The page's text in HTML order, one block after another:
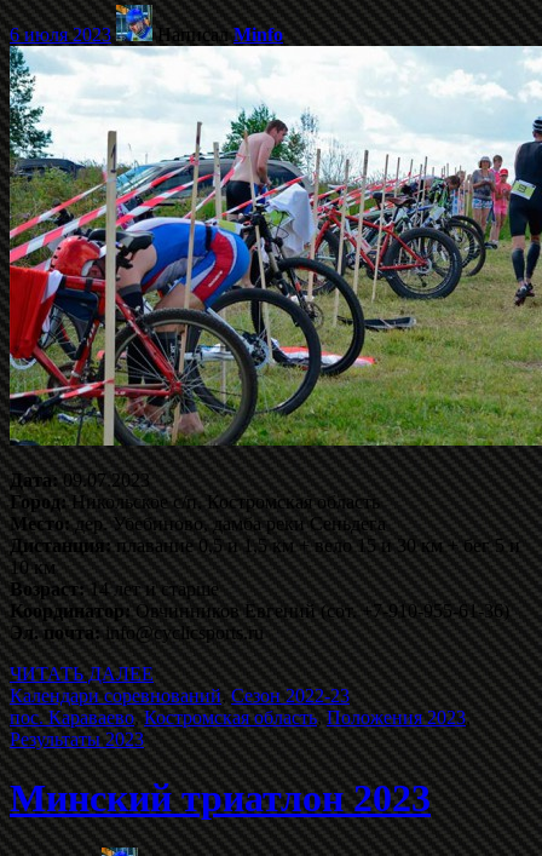
6 июля 2023 НаписалMinfo
Дата:09.07.2023
Город:Никольское с/п, Костромская область
Место:дер. Убебиново, дамба реки Сеньдега
Дистанция:плавание 0,5 и 1,5 км + вело 15 и 30 км + бег 5 и
10 км
Возраст:14 лет и старше
Координатор:Овчинников Евгений (сот. +7-910-955-61-36)
Эл. почта:info@cyclicsports.ru
ЧИТАТЬ ДАЛЕЕ
Календари соревнований,Сезон 2022-23
пос. Караваево,Костромская область,Положения 2023,
Результаты 2023
Минский триатлон 2023